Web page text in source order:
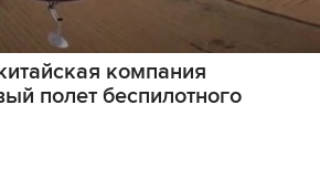
компания
полет беспилотного